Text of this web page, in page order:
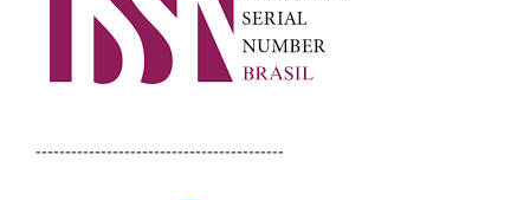
------------------------------------------